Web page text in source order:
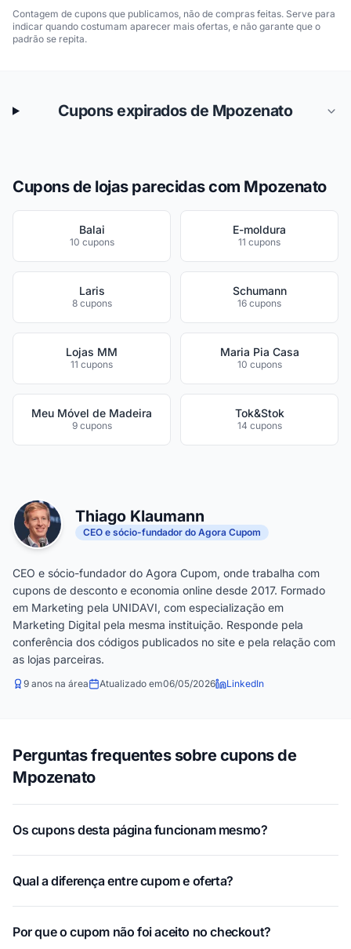
Contagem de cupons que publicamos, não de compras feitas. Serve para
indicar quando costumam aparecer mais ofertas, e não garante que o
padrão se repita.
Cupons expirados de Mpozenato
Cupons de lojas parecidas com Mpozenato
Balai
10 cupons
E-moldura
11 cupons
Laris
8 cupons
Schumann
16 cupons
Lojas MM
11 cupons
Maria Pia Casa
10 cupons
Meu Móvel de Madeira
9 cupons
Tok&Stok
14 cupons
Thiago Klaumann
CEO e sócio-fundador do Agora Cupom
CEO e sócio-fundador do Agora Cupom, onde trabalha com
cupons de desconto e economia online desde 2017. Formado
em Marketing pela UNIDAVI, com especialização em
Marketing Digital pela mesma instituição. Responde pela
conferência dos códigos publicados no site e pela relação com
as lojas parceiras.
9 anos na área Atualizado em06/05/2026 LinkedIn
Perguntas frequentes sobre cupons de
Mpozenato
Os cupons desta página funcionam mesmo?
Qual a diferença entre cupom e oferta?
Por que o cupom não foi aceito no checkout?